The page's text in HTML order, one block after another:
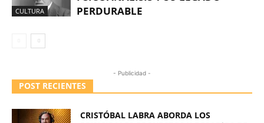
CULTURA
PERDURABLE
- Publicidad -
POST RECIENTES
CRISTÓBAL LABRA ABORDA LOS